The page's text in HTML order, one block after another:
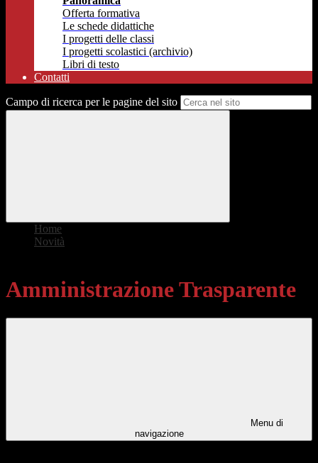
Offerta formativa
Le schede didattiche
I progetti delle classi
I progetti scolastici (archivio)
Libri di testo
Contatti
Campo di ricerca per le pagine del sito
Home
Novità
Amministrazione Trasparente
Menu di
navigazione